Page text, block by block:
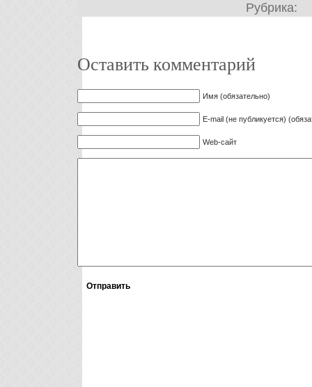
Рубрика:
Оставить комментарий
Имя (обязательно)
E-mail (не публикуется)
Web-сайт